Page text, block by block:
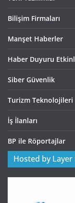
Bilişim Firmaları
Manşet Haberler
Haber Duyuru
Siber Güvenlik
Turizm Teknolojileri
İş İlanları
BP ile Röportajlar
Hosted by Layer